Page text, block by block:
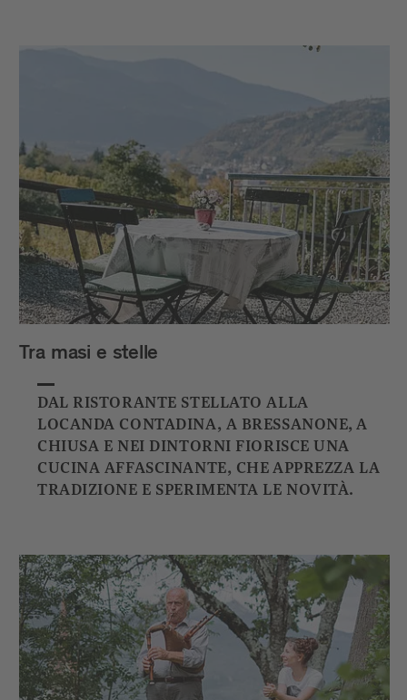
Tra masi e stelle
DAL RISTORANTE STELLATO ALLA
LOCANDA CONTADINA, A BRESSANONE, A
CHIUSA E NEI DINTORNI FIORISCE UNA
CUCINA AFFASCINANTE, CHE APPREZZA LA
TRADIZIONE E SPERIMENTA LE NOVITÀ.